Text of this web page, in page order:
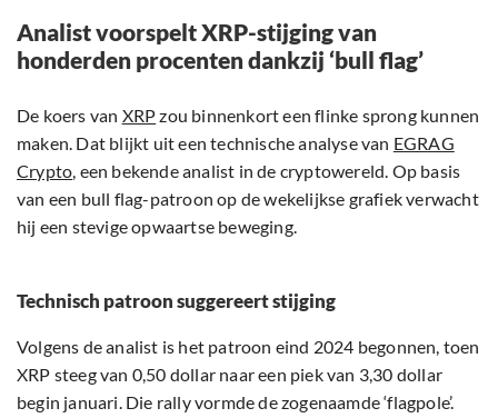
Analist voorspelt XRP-stijging van
honderden procenten dankzij ‘bull flag’
De koers van XRPzou binnenkort een flinke sprong kunnen
maken. Dat blijkt uit een technische analyse van EGRAG
Crypto, een bekende analist in de cryptowereld. Op basis
van een bull flag-patroon op de wekelijkse grafiek verwacht
hij een stevige opwaartse beweging.
Technisch patroon suggereert stijging
Volgens de analist is het patroon eind 2024 begonnen, toen
XRP steeg van 0,50 dollar naar een piek van 3,30 dollar
begin januari. Die rally vormde de zogenaamde ‘flagpole’.